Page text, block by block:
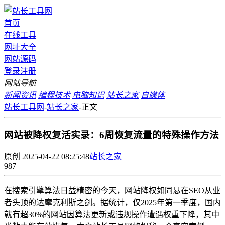
首页
在线工具
网址大全
网站源码
登录注册
网站导航
新闻资讯 编程技术 电脑知识 站长之家 自媒体
站长工具网-站长之家-正文
网站被降权复活实录：6周恢复流量的特殊操作方法
原创 2025-04-22 08:25:48站长之家
987
在搜索引擎算法日益精密的今天，网站降权如同悬在SEO从业
者头顶的达摩克利斯之剑。据统计，仅2025年第一季度，国内
就有超30%的网站因算法更新或违规操作遭遇权重下降，其中